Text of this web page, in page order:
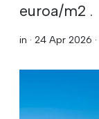
euroa/m2 .
in · 24 Apr 2026 ·